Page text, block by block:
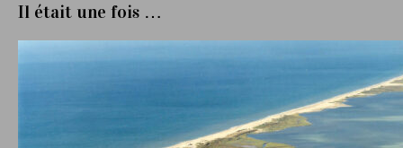
Il était une fois …